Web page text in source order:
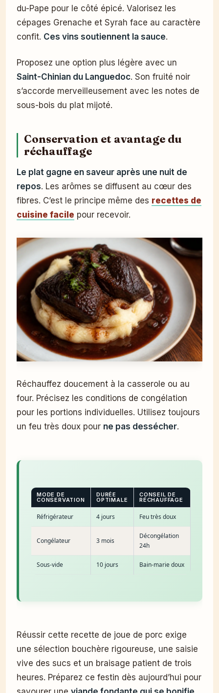
du-Pape pour le côté épicé. Valorisez les
cépages Grenache et Syrah face au caractère
confit. Ces vins soutiennent la sauce.
Proposez une option plus légère avec un
Saint-Chinian du Languedoc. Son fruité noir
s’accorde merveilleusement avec les notes de
sous-bois du plat mijoté.
Conservation et avantage du
réchauffage
Le plat gagne en saveur après une nuit de
repos. Les arômes se diffusent au cœur des
fibres. C’est le principe même des recettes de
cuisine facile pour recevoir.
Réchauffez doucement à la casserole ou au
four. Précisez les conditions de congélation
pour les portions individuelles. Utilisez toujours
un feu très doux pour ne pas dessécher.
MODE DE
CONSERVATION
DURÉE
OPTIMALE
CONSEIL DE
RÉCHAUFFAGE
Réfrigérateur 4 jours Feu très doux
Congélateur 3 mois
Décongélation
24h
Sous-vide 10 jours Bain-marie doux
Réussir cette recette de joue de porc exige
une sélection bouchère rigoureuse, une saisie
vive des sucs et un braisage patient de trois
heures. Préparez ce festin dès aujourd’hui pour